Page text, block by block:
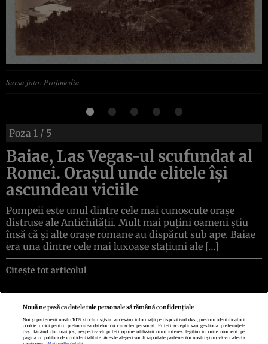
Sursa foto: Profimedia
Poza 1 / 5
Baiae, Las Vegas-ul scufundat al
Romei. Orașul unde elitele își
ascundeau viciile
Pompeii este unul dintre cele mai cunoscute orașe
distruse ale Antichității. Mult mai puțini oameni știu
însă că și alte orașe romane au dispărut sub ape. Baiae
era una dintre cele mai luxoase stațiuni ale […]
Citește tot articolul
Politica de confidenţialitatePolitica de cookiesTermeni şi condiţii
Echipa redacționalăContactSetări Cookies
Nouă ne pasă ca datele tale personale să rămână confidențiale
Noi și partenerii noștri1019 stocăm și/sau accesăm informații pe dispozitivul dvs., precum identificatorii
cookie unici pentru prelucrarea datelor cu caracter personal. Puteți accepta sau gestiona preferințele
dvs. făcând clic mai jos, respectiv vă puteți opune utilizării unui interes legitim în orice moment pe
pagina cu politica de confidențialitate. Aceste alegeri vor fi raportate partenerilor noștri și nu vă vor afecta